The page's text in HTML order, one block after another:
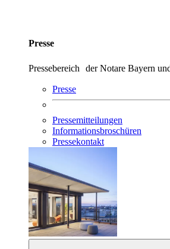
Presse
Pressebereich der Notare Bayern
Presse
Pressemitteilungen
Informationsbroschüren
Pressekontakt